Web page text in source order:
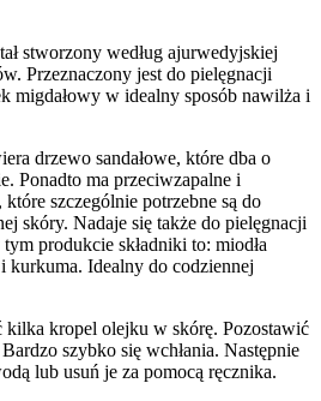
stworzony według ajurwedyjskiej
Przeznaczony jest do pielęgnacji
migdałowy w idealny sposób nawilża i
drzewo sandałowe, które dba o
Ponadto ma przeciwzapalne i
szczególnie potrzebne są do
skóry. Nadaje się także do pielęgnacji
produkcie składniki to: miodła
kurkuma. Idealny do codziennej
kilka kropel olejku w skórę. Pozostawić
szybko się wchłania. Następnie
lub usuń je za pomocą ręcznika.